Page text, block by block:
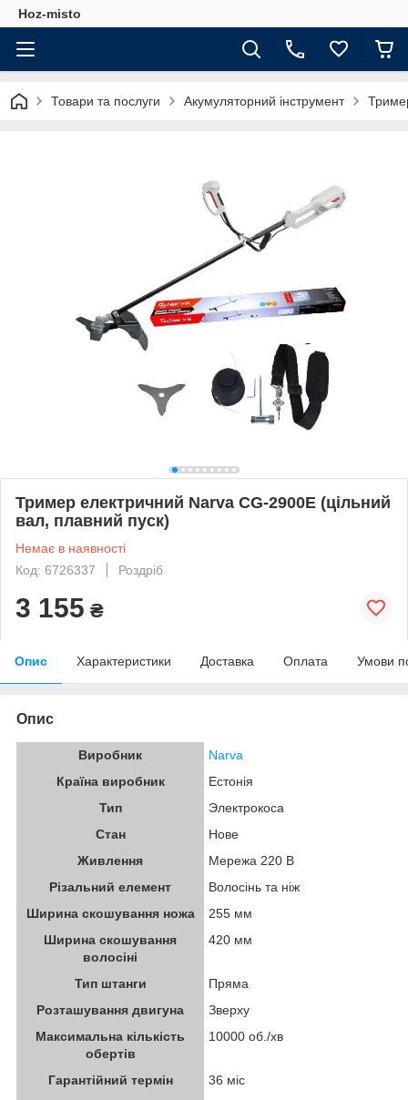
Hoz-misto
Товари та послуги Акумуляторний інструмент
Тример електричний Narva CG-2900E (цільний
вал, плавний пуск)
Немає в наявності
Код: 6726337
Роздріб
3 155 ₴
Опис Характеристики Доставка Оплата Умови
Опис
Виробник
Narva
Країна виробник
Естонія
Тип
Электрокоса
Стан
Нове
Живлення
Мережа 220 В
Різальний елемент
Волосінь та ніж
Ширина скошування ножа
255 мм
Ширина скошування
волосіні
420 мм
Тип штанги
Пряма
Розташування двигуна
Зверху
Максимальна кількість
обертів
10000 об./хв
Гарантійний термін
36 міс